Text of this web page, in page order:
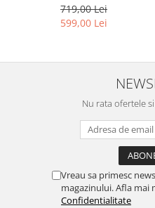
719,00 Lei
599,00 Lei
Nu rata ofertele
Vreau sa primesc
magazinului. Afla mai
Confidentialitate